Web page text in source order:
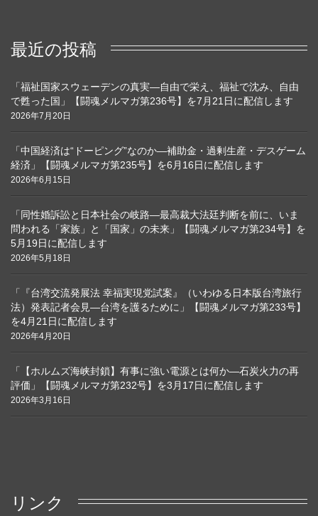
最近の投稿
「福祉国家スウェーデンの真実―自由で栄え、福祉で沈み、自由
で甦った国」【闘魂メルマガ第236号】を7月21日に配信します
2026年7月20日
「中国経済は“ドーピング”なのか―補助金・過剰生産・デスゲーム
経済」【闘魂メルマガ第235号】を6月16日に配信します
2026年6月15日
「同性婚訴訟と日本社会の岐路―最高裁大法廷判断を前に、いま
問われる「家族」と「国家」の未来」【闘魂メルマガ第234号】を
5月19日に配信します
2026年5月18日
「『台湾交流発展法 幸福実現党試案』（いわゆる日本版台湾旅行
法）発表記者会見―台湾を護るために」【闘魂メルマガ第233号】
を4月21日に配信します
2026年4月20日
「【ホルムズ海峡封鎖】有事に強い電源とは何か―石炭火力の再
評価」【闘魂メルマガ第232号】を3月17日に配信します
2026年3月16日
リンク